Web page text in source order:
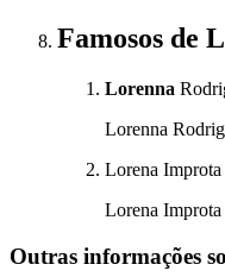
Famosos de
Lorenna
Lorenna
Lorena Improta
Lorena Improta
Outras informações